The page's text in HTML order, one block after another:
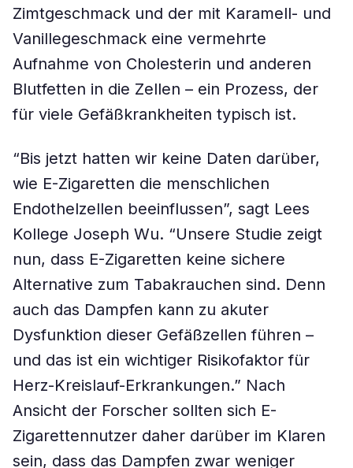
Zimtgeschmack und der mit Karamell- und
Vanillegeschmack eine vermehrte
Aufnahme von Cholesterin und anderen
Blutfetten in die Zellen – ein Prozess, der
für viele Gefäßkrankheiten typisch ist.
“Bis jetzt hatten wir keine Daten darüber,
wie E-Zigaretten die menschlichen
Endothelzellen beeinflussen”, sagt Lees
Kollege Joseph Wu. “Unsere Studie zeigt
nun, dass E-Zigaretten keine sichere
Alternative zum Tabakrauchen sind. Denn
auch das Dampfen kann zu akuter
Dysfunktion dieser Gefäßzellen führen –
und das ist ein wichtiger Risikofaktor für
Herz-Kreislauf-Erkrankungen.” Nach
Ansicht der Forscher sollten sich E-
Zigarettennutzer daher darüber im Klaren
sein, dass das Dampfen zwar weniger